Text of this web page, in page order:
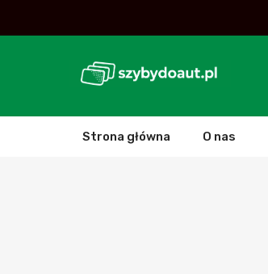
Strona główna O nas